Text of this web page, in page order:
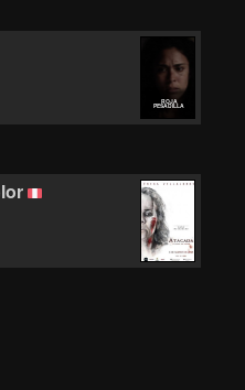
ROJA
PESADILLA